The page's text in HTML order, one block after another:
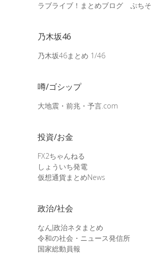
ラブライブ！まとめブログ ぷちそ
乃木坂46
乃木坂46まとめ 1/46
噂/ゴシップ
大地震・前兆・予言.com
投資/お金
FX2ちゃんねる
しょういち発電
仮想通貨まとめNews
政治/社会
なんJ政治ネタまとめ
令和の社会・ニュース発信所
国家総動員報